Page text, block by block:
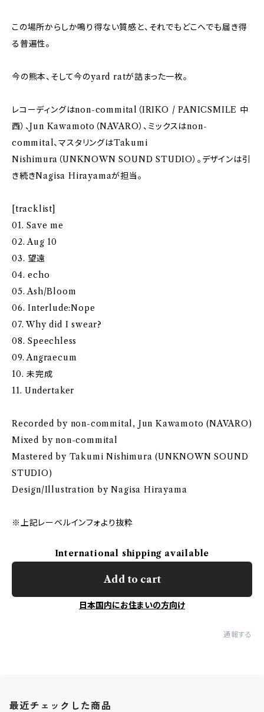
この場所からしか鳴り得ない質感と、それでもどこへでも届き得
る普遍性。
今の熊本、そして今のyard ratが詰まった一枚。
レコーディングはnon-commital（IRIKO / PANICSMILE 中
西）、Jun Kawamoto（NAVARO）、ミックスはnon-
commital、マスタリングはTakumi
Nishimura（UNKNOWN SOUND STUDIO）。デザインは引
き続きNagisa Hirayamaが担当。
[tracklist]
01. Save me
02. Aug 10
03. 望遠
04. echo
05. Ash/Bloom
06. Interlude:Nope
07. Why did I swear?
08. Speechless
09. Angraecum
10. 未完成
11. Undertaker
Recorded by non-commital, Jun Kawamoto (NAVARO)
Mixed by non-commital
Mastered by Takumi Nishimura (UNKNOWN SOUND
STUDIO)
Design/Illustration by Nagisa Hirayama
※上記レーベルインフォより抜粋
International shipping available
Add to cart
日本国内にお住まいの方向け
通報する
最近チェックした商品